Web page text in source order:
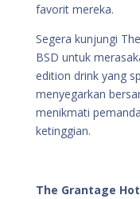
favorit mereka.
Segera kunjungi
BSD untuk
edition drink yang
menyegarkan
menikmati
ketinggian.
The Grantage